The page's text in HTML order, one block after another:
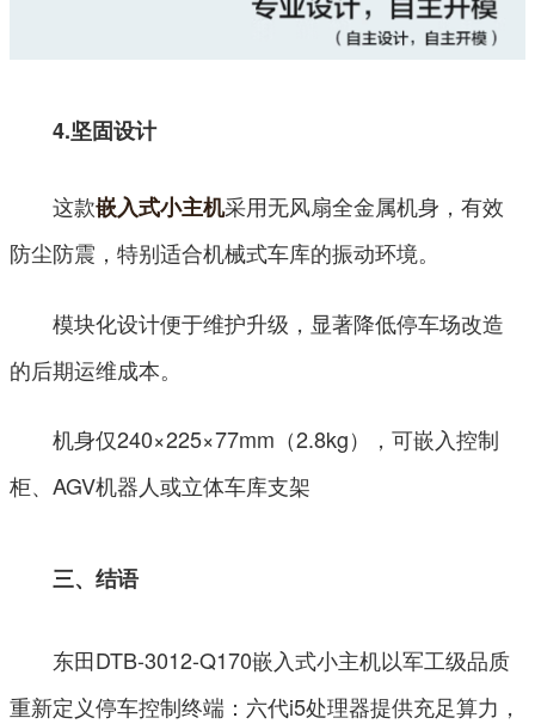
4.坚固设计
这款嵌入式小主机采用无风扇全金属机身，有效
防尘防震，特别适合机械式车库的振动环境。
模块化设计便于维护升级，显著降低停车场改造
的后期运维成本。
机身仅240×225×77mm（2.8kg），可嵌入控制
柜、AGV机器人或立体车库支架
三、结语
东田DTB-3012-Q170嵌入式小主机以军工级品质
重新定义停车控制终端：六代i5处理器提供充足算力，